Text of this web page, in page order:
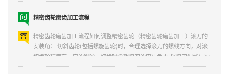
磨齿：可以...
安装角： 切斜齿轮(包括螺旋齿轮)时，合理选择滚刀的螺线方向，对滚
切齿轮精度有一定的影响。切齿时希望滚刀的安装角小些(滚刀螺线与被
分力与机床工作台转向相反，也就是滚齿机分度蜗杆对蜗...